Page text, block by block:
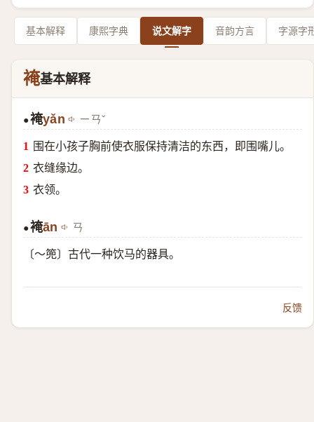
基本解释 康熙字典 说文解字 音韵方言 字源字
裺基本解释
●裺yǎn ㄧㄢˇ
围在小孩子胸前使衣服保持清洁的东西，即围嘴儿。
衣缝缘边。
衣领。
●裺ān ㄢ
〔～篼〕古代一种饮马的器具。
反馈